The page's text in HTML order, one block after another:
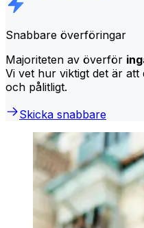
Snabbare överföringar
Majoriteten av överför
Vi vet hur viktigt det är
och pålitligt.
Skicka snabbare